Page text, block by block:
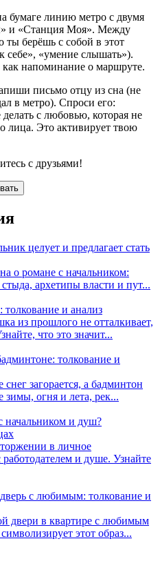
бумаге линию метро с двумя
и «Станция Моя». Между
берёшь с собой в этот
себе», «умение слышать»).
как напоминание о маршруте.
письмо отцу из сна (не
в метро). Спроси его:
с любовью, которая не
лица. Это активирует твою
с друзьями!
целует и предлагает стать
о романе с начальником:
архетипы власти и пут...
толкование и анализ
из прошлого не отталкивает,
что это значит...
толкование и
загорается, а бадминтон
зимы, огня и лета, рек...
начальником и душ?
в личное
работодателем и душе. Узнайте
с любимым: толкование и
двери в квартире с любимым
этот образ...